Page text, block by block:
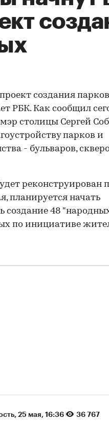
создания
РБК. Как сообщил
столицы Сергей
парков и
- бульваров,
реконструирован
планируется начать
создание 48
по инициативе
⁠, 25 мая, 16:36
36 767